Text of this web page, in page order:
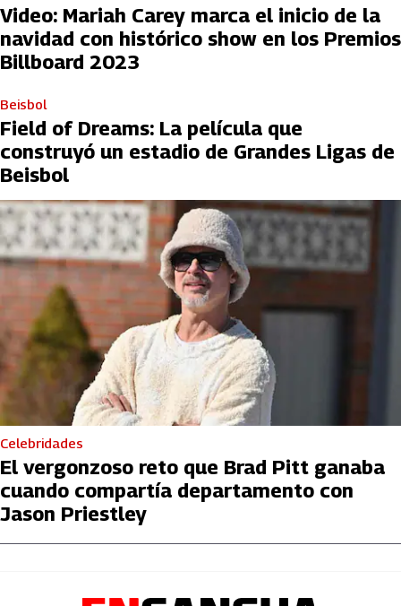
Video: Mariah Carey marca el inicio de la
navidad con histórico show en los Premios
Billboard 2023
Beisbol
Field of Dreams: La película que
construyó un estadio de Grandes Ligas de
Beisbol
Celebridades
El vergonzoso reto que Brad Pitt ganaba
cuando compartía departamento con
Jason Priestley